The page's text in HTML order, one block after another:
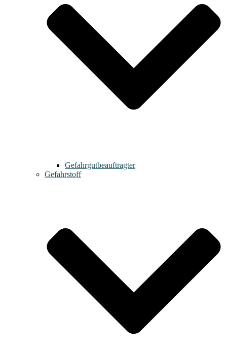
Gefahrgutbeauftragter
Gefahrstoff